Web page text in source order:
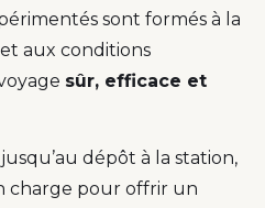
sont formés à la
aux conditions
sûr, efficace et
dépôt à la station,
charge pour offrir un